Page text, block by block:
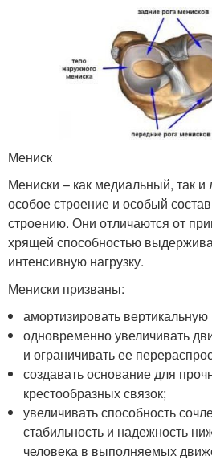
Мениск
Мениски – как медиальный, так
особое строение и особый
строению. Они отличаются от
хрящей способностью
интенсивную нагрузку.
Мениски призваны:
амортизировать
одновременно увеличивать
и ограничивать ее
создавать основание для
крестообразных связок;
увеличивать способность
стабильность и надежность
человека в выполняемых